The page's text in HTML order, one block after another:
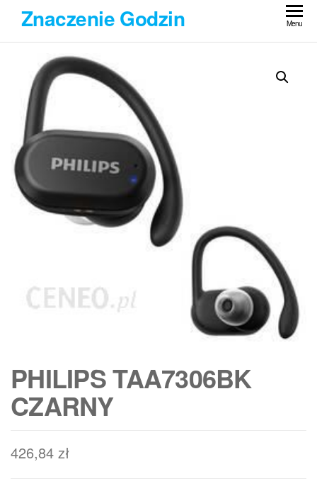
Przejdź
treści
Znaczenie Godzin Menu
PHILIPS TAA7306BK
CZARNY
426,84 zł